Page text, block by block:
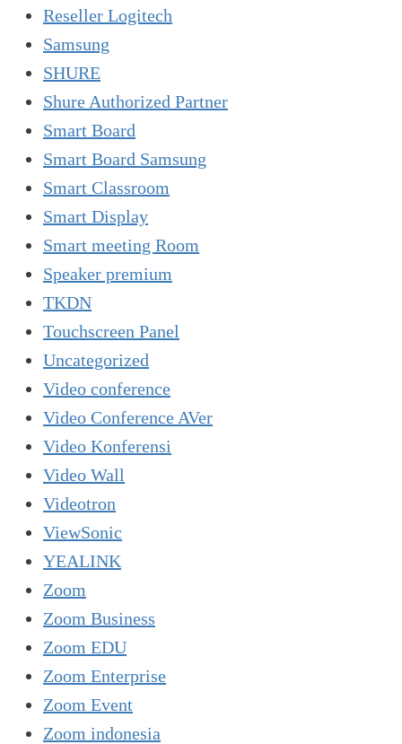
Reseller Logitech
Samsung
SHURE
Shure Authorized Partner
Smart Board
Smart Board Samsung
Smart Classroom
Smart Display
Smart meeting Room
Speaker premium
TKDN
Touchscreen Panel
Uncategorized
Video conference
Video Conference AVer
Video Konferensi
Video Wall
Videotron
ViewSonic
YEALINK
Zoom
Zoom Business
Zoom EDU
Zoom Enterprise
Zoom Event
Zoom indonesia